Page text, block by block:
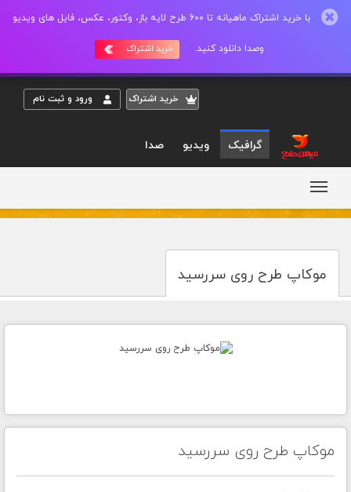
با خرید اشتراک ماهیانه تا 600 طرح لایه باز، وکتور، عکس، فایل های ویدیو
وصدا دانلود کنید. خرید اشتراک
خريد اشتراک ورود و ثبت نام
گرافیک ویدیو صدا
موکاپ طرح روی سررسید
موکاپ طرح روی سررسید